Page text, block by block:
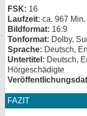
FSK: 16
Laufzeit: ca. 967
Bildformat: 16:9
Tonformat: Dolby,
Sprache: Deutsch,
Untertitel: Deutsch,
Hörgeschädigte
FAZIT